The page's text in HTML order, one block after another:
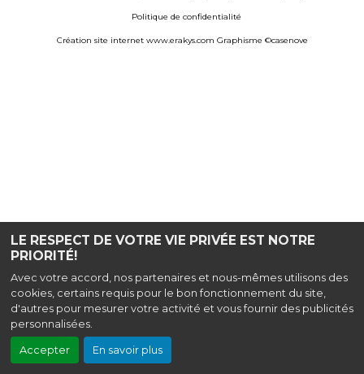
LE RESPECT DE VOTRE VIE PRIVÉE EST NOTRE
PRIORITÉ!
Avec votre accord, nos partenaires et nous-mêmes utilisons des
cookies, certains requis pour le bon fonctionnement du site,
d'autres pour mesurer votre activité et vous fournir des publicités
personnalisées.
Accepter En savoir plus
Politique de confidentialité
Création site internet www.erakys.com Graphisme ©casenove